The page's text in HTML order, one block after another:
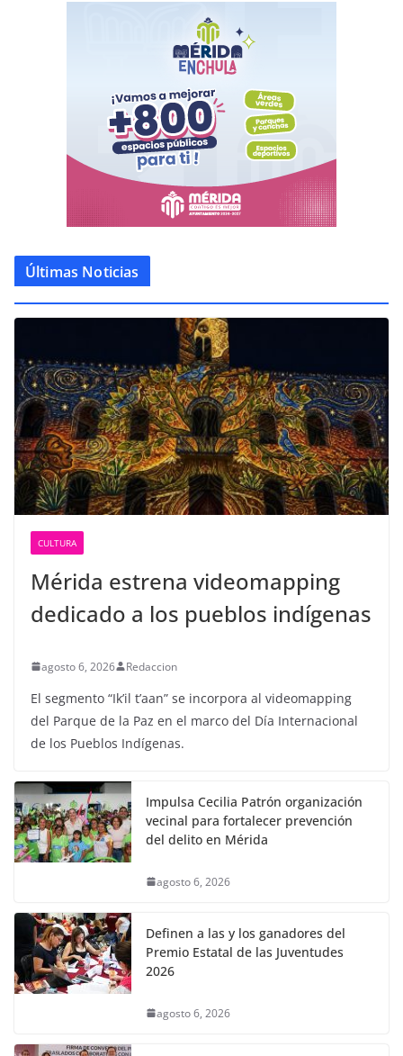
Últimas Noticias
CULTURA
Mérida estrena videomapping
dedicado a los pueblos indígenas
agosto 6, 2026 Redaccion
El segmento “Ik’il t’aan” se incorpora al videomapping
del Parque de la Paz en el marco del Día Internacional
de los Pueblos Indígenas.
Impulsa Cecilia Patrón organización
vecinal para fortalecer prevención
del delito en Mérida
agosto 6, 2026
Definen a las y los ganadores del
Premio Estatal de las Juventudes
2026
agosto 6, 2026